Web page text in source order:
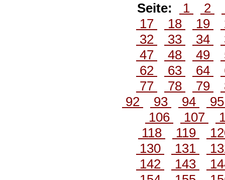
Seite: 1 2
17
18 19
32
33 34
47
48 49
62
63 64
77
78 79
92
93 94
106
107
118
119
130
131
142
143